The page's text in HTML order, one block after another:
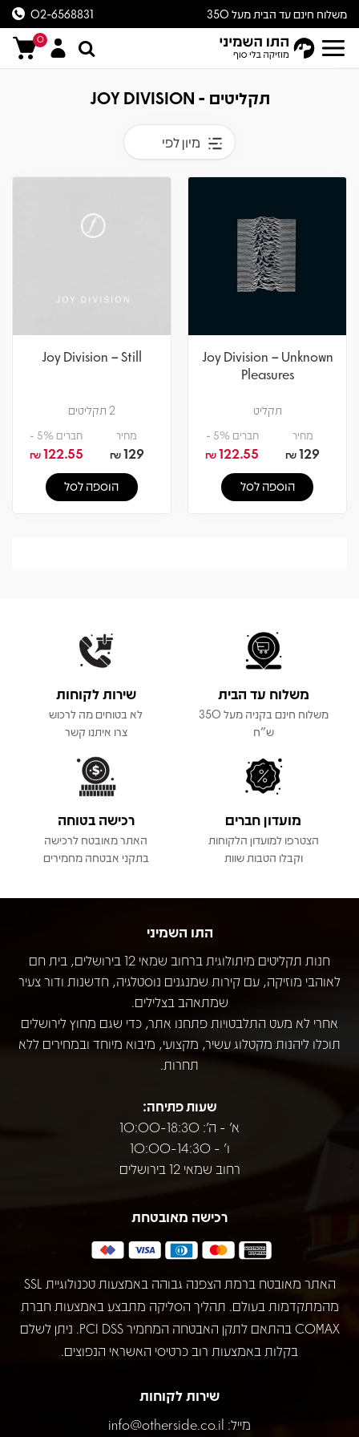
משלוח חינם עד הבית מעל 350
ש״ח
02-6568831
0
תקליטים - JOY DIVISION
מיון לפי
Joy Division – Unknown
Pleasures
תקליט
מחיר
129
₪
חברים 5% -
122.55
₪
הוספה לסל
Joy Division – Still
2 תקליטים
מחיר
129
₪
חברים 5% -
122.55
₪
הוספה לסל
משלוח עד הבית
משלוח חינם בקניה מעל 350
ש"ח
שירות לקוחות
לא בטוחים מה לרכוש
צרו איתנו קשר
מועדון חברים
הצטרפו למועדון הלקוחות
וקבלו הטבות שוות
רכישה בטוחה
האתר מאובטח לרכישה
בתקני אבטחה מחמירים
התו השמיני
חנות תקליטים מיתולוגית ברחוב שמאי 12 בירושלים, בית חם
לאוהבי מוזיקה, עם קירות שמנגנים נוסטלגיה, חדשנות ודור צעיר
שמתאהב בצלילים.
אחרי לא מעט התלבטויות פתחנו אתר, כדי שגם מחוץ לירושלים
תוכלו ליהנות מקטלוג עשיר, מקצועי, מיבוא מיוחד ובמחירים ללא
תחרות.
שעות פתיחה:
א' - ה': 10:00-18:30
ו' - 10:00-14:30
רחוב שמאי 12 בירושלים
רכישה מאובטחת
האתר מאובטח ברמת הצפנה גבוהה באמצעות טכנולוגיית SSL
מהמתקדמות בעולם. תהליך הסליקה מתבצע באמצעות חברת
COMAX בהתאם לתקן האבטחה המחמיר PCI DSS. ניתן לשלם
בקלות באמצעות רוב כרטיסי האשראי הנפוצים.
שירות לקוחות
מייל: info@otherside.co.il